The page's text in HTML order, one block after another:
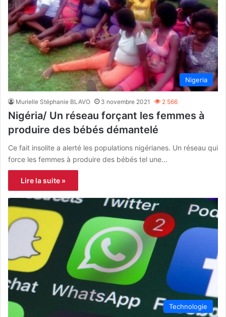
Nigeria
Murielle Stéphanie BLAVO 3 novembre 2021 2 566
Nigéria/ Un réseau forçant les femmes à
produire des bébés démantelé
Ce fait insolite a alerté les populations nigérianes. Un réseau qui
force les femmes à produire des bébés tel une…
Lire la suite »
Technologie